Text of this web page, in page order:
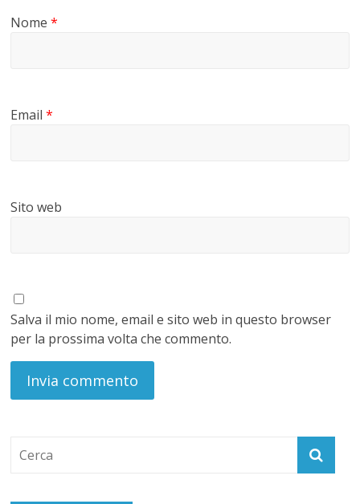
Nome*
Email*
Sito web
Salva il mio nome, email e sito web in questo browser
per la prossima volta che commento.